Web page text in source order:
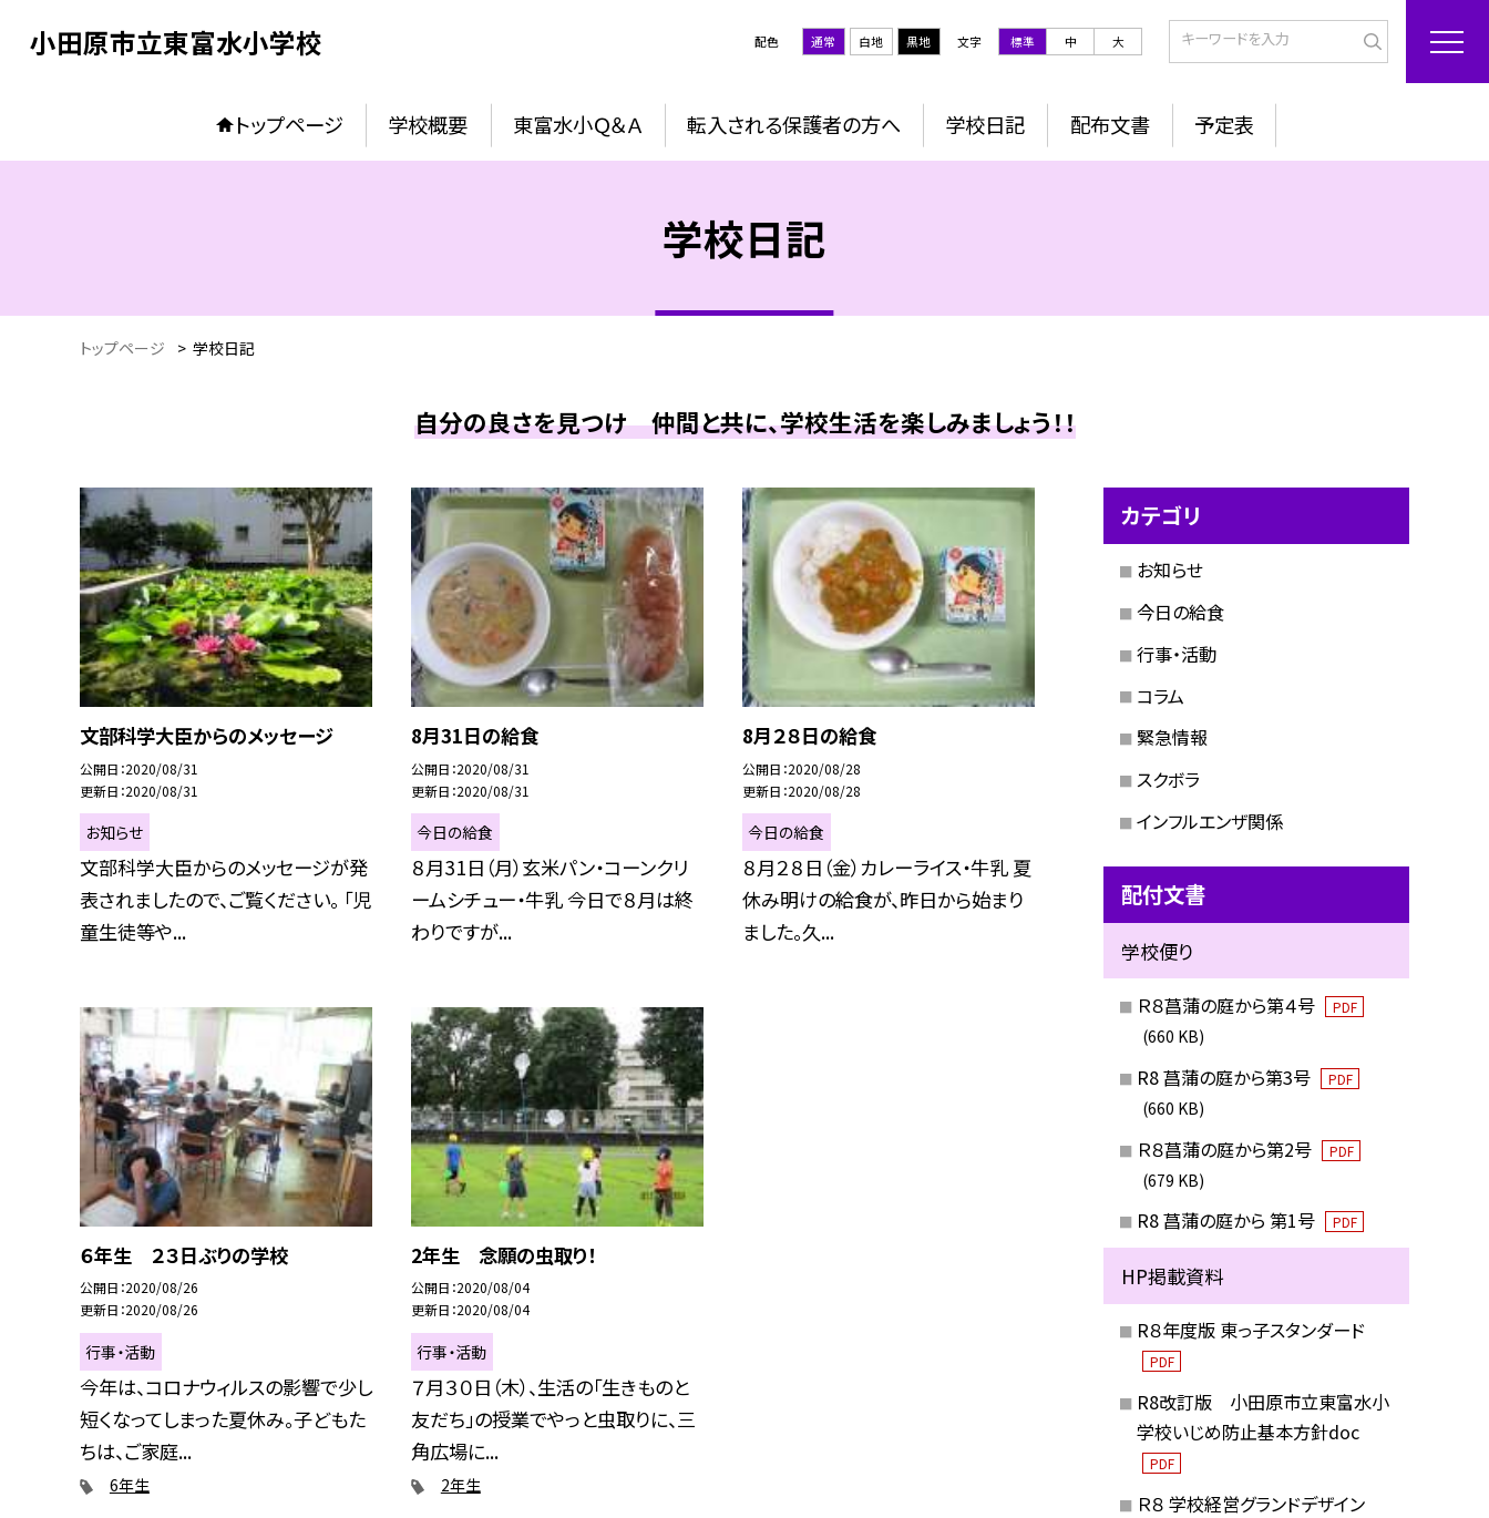
小田原市立東富水小学校 配色 通常 白地 黒地 文字 標準 中 大
トップページ 学校概要 東富水小Ｑ＆Ａ 転入される保護者の方へ 学校日記 配布文書 予定表
学校日記
トップページ > 学校日記
自分の良さを見つけ 仲間と共に、学校生活を楽しみましょう！！
文部科学大臣からのメッセージ
公開日 2020/08/31
更新日 2020/08/31
お知らせ
文部科学大臣からのメッセージが発
表されましたので、ご覧ください。 「児
童生徒等や...
8月31日の給食
公開日 2020/08/31
更新日 2020/08/31
今日の給食
８月31日（月）玄米パン・コーンクリ
ームシチュー・牛乳 今日で８月は終
わりですが...
8月２８日の給食
公開日 2020/08/28
更新日 2020/08/28
今日の給食
８月２８日（金）カレーライス・牛乳 夏
休み明けの給食が、昨日から始まり
ました。久...
６年生 ２３日ぶりの学校
公開日 2020/08/26
更新日 2020/08/26
行事・活動
今年は、コロナウィルスの影響で少し
短くなってしまった夏休み。子どもた
ちは、ご家庭...
6年生
2年生 念願の虫取り！
公開日 2020/08/04
更新日 2020/08/04
行事・活動
７月３０日（木）、生活の「生きものと
友だち」の授業でやっと虫取りに、三
角広場に...
2年生
カテゴリ
お知らせ
今日の給食
行事・活動
コラム
緊急情報
スクボラ
インフルエンザ関係
配付文書
学校便り
Ｒ８菖蒲の庭から第４号 PDF
(660 KB)
R8 菖蒲の庭から第3号 PDF
(660 KB)
Ｒ８菖蒲の庭から第2号 PDF
(679 KB)
R8 菖蒲の庭から 第1号 PDF
HP掲載資料
R８年度版 東っ子スタンダード
PDF
R8改訂版 小田原市立東富水小
学校いじめ防止基本方針doc
PDF
Ｒ８ 学校経営グランドデザイン